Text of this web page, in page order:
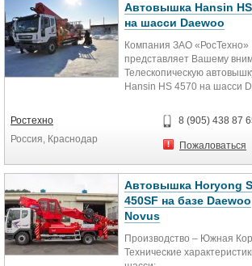
руб.
Марка
Автовышка Hansin
на шасси Daewoo
Компания ЗАО «РосТехно»
представляет Вашему
Телескопическую
Hansin HS 4570 на шасси
Южной Кореи. Полностью
русифицирована – все
русском языке, так же
В вышеуказанную цену
включены:
- Утилизационный сбор;
- Оплата импортной
- Оплата услуг за
Ростехно
Россия, Краснодар
8 (905) 438 87
Пожаловаться
Автовышка Horyong
450SF на базе Daewoo
Novus
Производство – Южная
Технические